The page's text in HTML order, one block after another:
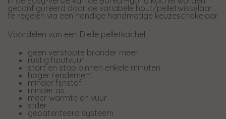
geconfigureerd door de variabele hout/pelletwisselaar
te regelen via een handige handmatige keuzeschakelaar.
Voordelen van een Dielle pelletkachel:
geen verstopte brander meer
rustig houtvuur
start en stop binnen enkele minuten
hoger rendement
minder fijnstof
minder as
meer warmte en vuur
stiller
gepatenteerd systeem